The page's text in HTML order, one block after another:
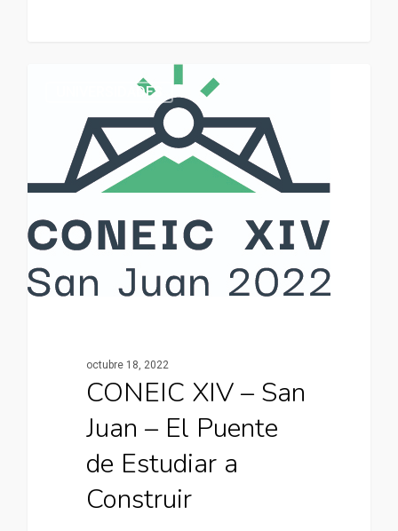
UNIVERSIDADES
octubre 18, 2022
CONEIC XIV – San
Juan – El Puente
de Estudiar a
Construir